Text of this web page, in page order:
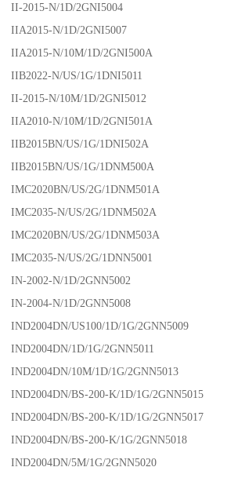
II-2015-N/1D/2GNI5004
IIA2015-N/1D/2GNI5007
IIA2015-N/10M/1D/2GNI500A
IIB2022-N/US/1G/1DNI5011
II-2015-N/10M/1D/2GNI5012
IIA2010-N/10M/1D/2GNI501A
IIB2015BN/US/1G/1DNI502A
IIB2015BN/US/1G/1DNM500A
IMC2020BN/US/2G/1DNM501A
IMC2035-N/US/2G/1DNM502A
IMC2020BN/US/2G/1DNM503A
IMC2035-N/US/2G/1DNN5001
IN-2002-N/1D/2GNN5002
IN-2004-N/1D/2GNN5008
IND2004DN/US100/1D/1G/2GNN5009
IND2004DN/1D/1G/2GNN5011
IND2004DN/10M/1D/1G/2GNN5013
IND2004DN/BS-200-K/1D/1G/2GNN5015
IND2004DN/BS-200-K/1D/1G/2GNN5017
IND2004DN/BS-200-K/1G/2GNN5018
IND2004DN/5M/1G/2GNN5020